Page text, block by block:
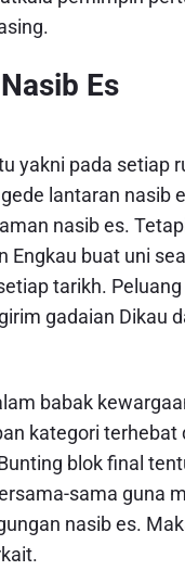
Es
yakni pada setiap
lantaran nasib
nasib es.
buat uni
tarikh.
gadaian Dikau
babak
kategori
blok final
sama guna
nasib es.